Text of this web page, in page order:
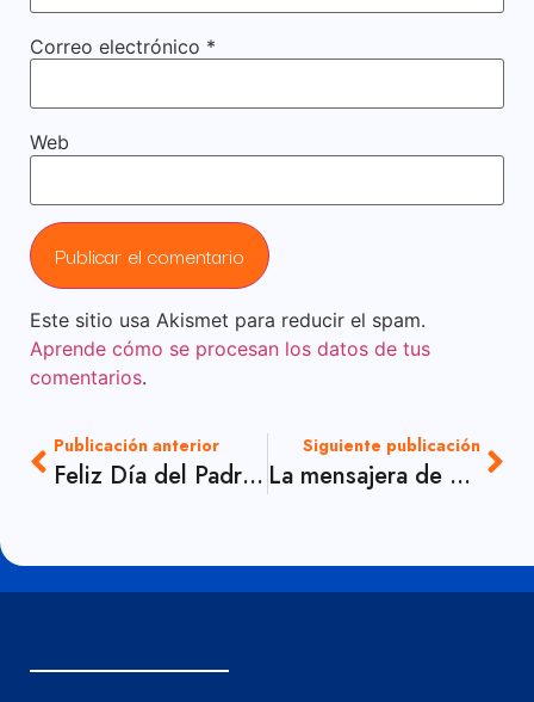
Correo electrónico *
Web
Este sitio usa Akismet para reducir el spam.
Aprende cómo se procesan los datos de tus
comentarios.
Publicación anterior
Feliz Día del Padre, 2023
Siguiente publicación
La mensajera de Xochitlpilli